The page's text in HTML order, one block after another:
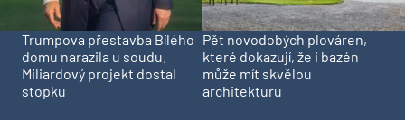
Trumpova přestavba Bílého
domu narazila u soudu.
Miliardový projekt dostal
stopku
Pět novodobých plováren,
které dokazují, že i bazén
může mít skvělou
architekturu